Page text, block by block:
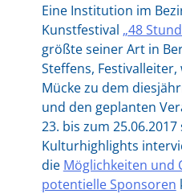
Eine Institution im
Kunstfestival „48
größte seiner Art in
Steffens,
Mücke zu dem
und den geplanten
23. bis zum
Kulturhighlights
die Möglichkeiten und
potentielle Sponsoren